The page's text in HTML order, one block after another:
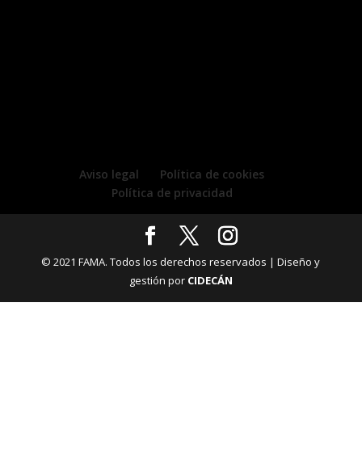
Aviso legal
Política de cookies
Política de privacidad
© 2021 FAMA. Todos los derechos reservados | Diseño y
gestión por CIDECÁN